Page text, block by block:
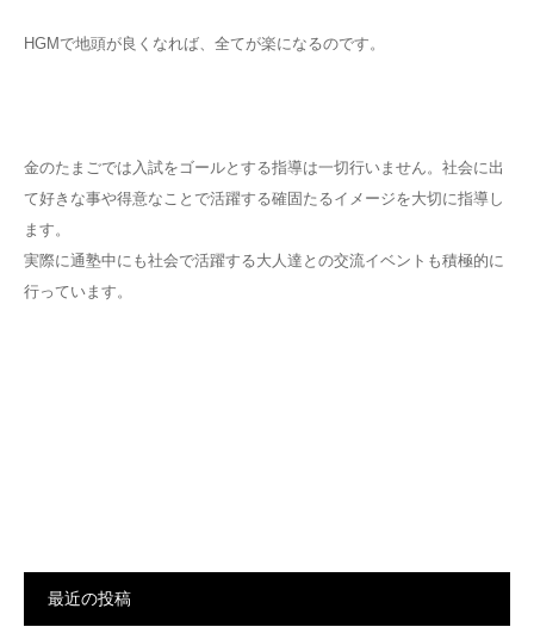
HGMで地頭が良くなれば、全てが楽になるのです。
金のたまごでは入試をゴールとする指導は一切行いません。社会に出
て好きな事や得意なことで活躍する確固たるイメージを大切に指導し
ます。
実際に通塾中にも社会で活躍する大人達との交流イベントも積極的に
行っています。
最近の投稿